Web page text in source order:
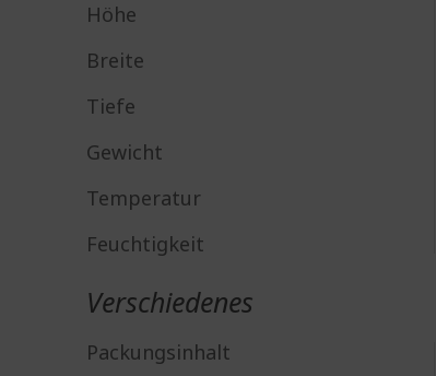
Höhe
Breite
Tiefe
Gewicht
Temperatur
Feuchtigkeit
Verschiedenes
Packungsinhalt